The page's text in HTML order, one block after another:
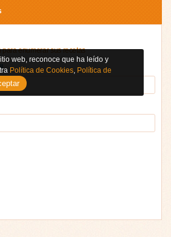
enumerar sus recetas
web, reconoce que ha leído y
Política de Cookies, Política de